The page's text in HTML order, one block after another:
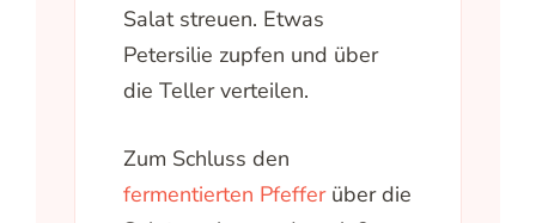
Salat streuen. Etwas
Petersilie zupfen und über
die Teller verteilen.
Zum Schluss den
fermentierten Pfefferüber die